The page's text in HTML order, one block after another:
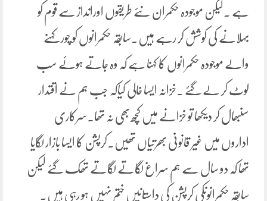
ہے ۔لیکن موجودہ حکمران نئے طریقوں اورانداز سے قوم کو
بہلانے کی کوشش کر رہے ہیں۔سابقہ حکمرانوں کو چور کہنے
والے موجودہ حکمرانوں کا کہنا ہے کہ وہ جاتے ہوئے سب
لوٹ کر لے گئے ۔خزانہ ایسا خالی کیاکہ جب ہم نے اقتدار
سنبھال کر دیکھا تو خزانے میں کچھ بھی نہ تھا۔سرکاری
اداروں میں غیر قانونی بھرتیاں تھیں۔کرپشن کا ایسا بازار لگایا
تھا کہ دو سال سے ہم سراغ لگاتے لگاتے تھک گئے لیکن
سابقہ حکمرانوںکی کرپشن کی داستانیں ختم نہیں ہو رہی ہیں۔